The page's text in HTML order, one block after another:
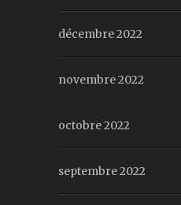
décembre 2022
novembre 2022
octobre 2022
septembre 2022